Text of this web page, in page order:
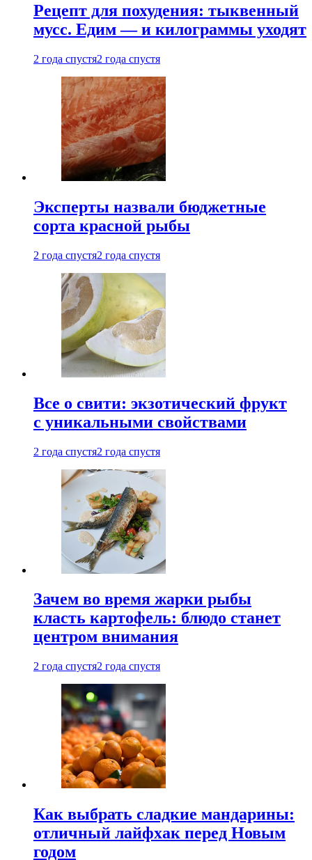
Рецепт для похудения: тыквенный
мусс. Едим — и килограммы уходят
2 года спустя2 года спустя
Эксперты назвали бюджетные
сорта красной рыбы
2 года спустя2 года спустя
Все о свити: экзотический фрукт
с уникальными свойствами
2 года спустя2 года спустя
Зачем во время жарки рыбы
класть картофель: блюдо станет
центром внимания
2 года спустя2 года спустя
Как выбрать сладкие мандарины:
отличный лайфхак перед Новым
годом